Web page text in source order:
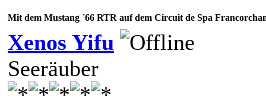
Mit dem Mustang ´66 RTR auf dem Circuit de Spa
Xenos Yifu
Seeräuber